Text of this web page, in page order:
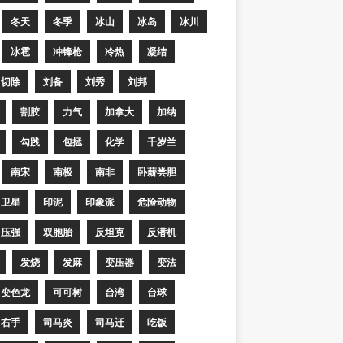
冬天 冬季 冰山 冰岛 冰川
冰雹 冲锋枪 冷热 凝结
切除 刘备 刘秀 刘邦
割胶 力气 加拿大 加纳
勾践 包拯 化学 千岁兰
南宋 南极 南非 卧薪尝胆
卫星 印泥 印象派 危险动物
压强 双胞胎 反坦克 反潜机
发烧 发麻 变压器 变法
变色龙 可可树 台湾 台球
右手 司马炎 司马迁 吃饭